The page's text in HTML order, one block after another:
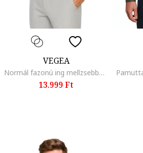
VEGEA
Normál fazonú ing mellzsebbel, Tengerészkék
13.999 Ft